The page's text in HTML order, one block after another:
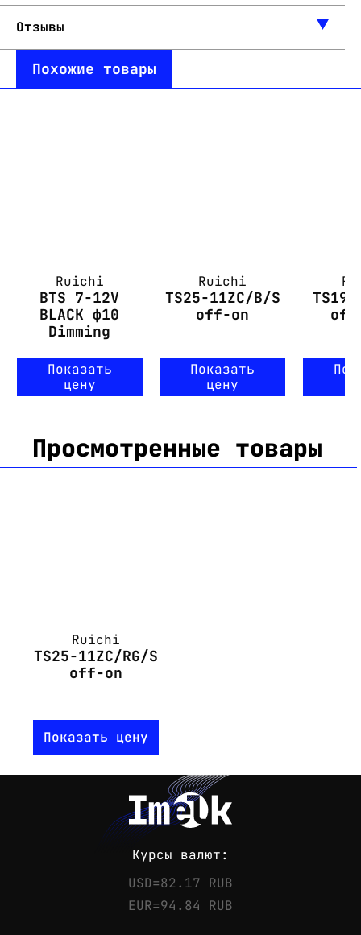
Отзывы
Похожие товары
Ruichi
BTS 7-12V
BLACK ф10
Dimming
Показать
цену
Ruichi
TS25-11ZC/B/S
off-on
Показать
цену
TS19-
Просмотренные товары
Ruichi
TS25-11ZC/RG/S
off-on
Показать цену
Курсы валют:
USD=82.17 RUB
EUR=94.84 RUB